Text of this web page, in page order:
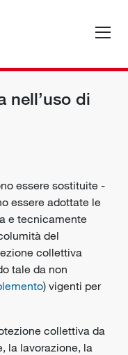
nell’uso di
essere sostituite -
essere adottate le
e tecnicamente
del
collettiva
tale da non
) vigenti per
collettiva da
la lavorazione, la